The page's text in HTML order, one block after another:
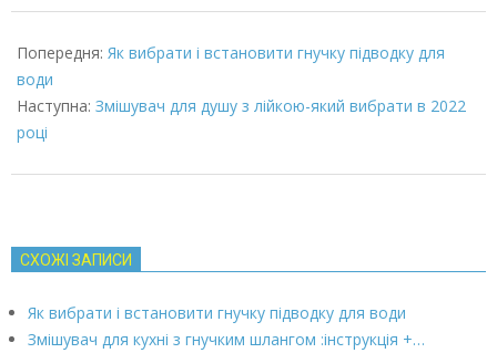
01-
29
Попередня: Як вибрати і встановити гнучку підводку для
води
Наступна: Змішувач для душу з лійкою-який вибрати в 2022
році
СХОЖІ ЗАПИСИ
Як вибрати і встановити гнучку підводку для води
Змішувач для кухні з гнучким шлангом :інструкція +…